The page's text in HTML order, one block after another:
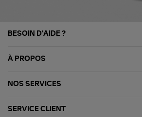
BESOIN D'AIDE ?
À PROPOS
NOS SERVICES
SERVICE CLIENT